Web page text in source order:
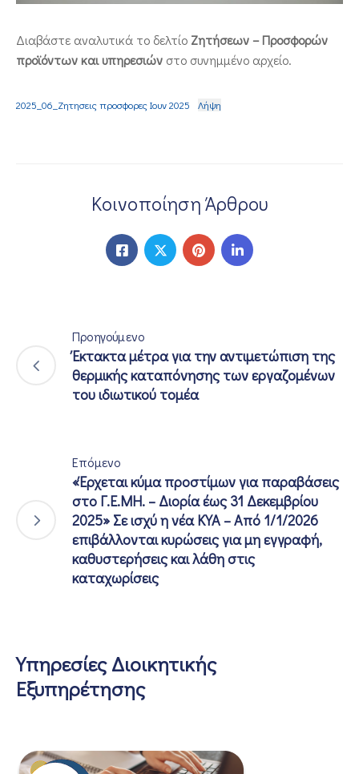
Διαβάστε αναλυτικά το δελτίο Ζητήσεων – Προσφορών
προϊόντων και υπηρεσιών στο συνημμένο αρχείο.
2025_06_Zητησεις προσφορες Ιουν 2025 Λήψη
Κοινοποίηση Άρθρου
Προηγούμενο
Έκτακτα μέτρα για την αντιμετώπιση της
θερμικής καταπόνησης των εργαζομένων
του ιδιωτικού τομέα
Επόμενο
«Έρχεται κύμα προστίμων για παραβάσεις
στο Γ.Ε.ΜΗ. – Διορία έως 31 Δεκεμβρίου
2025» Σε ισχύ η νέα ΚΥΑ – Από 1/1/2026
επιβάλλονται κυρώσεις για μη εγγραφή,
καθυστερήσεις και λάθη στις
καταχωρίσεις
Υπηρεσίες Διοικητικής
Εξυπηρέτησης